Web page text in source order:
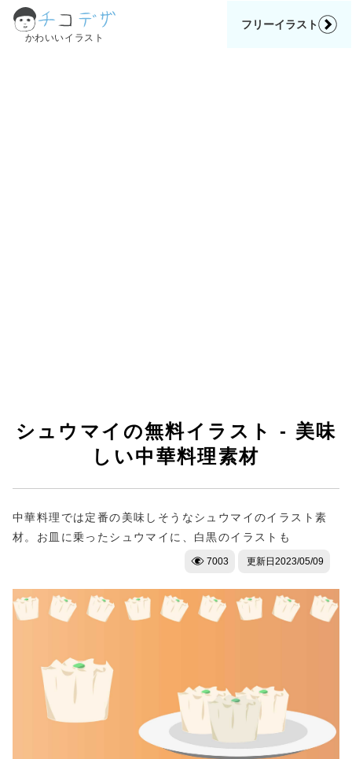
かわいいイラスト
フリーイラスト
シュウマイの無料イラスト - 美味
しい中華料理素材
中華料理では定番の美味しそうなシュウマイのイラスト素
材。お皿に乗ったシュウマイに、白黒のイラストも
7003 更新日 2023/05/09